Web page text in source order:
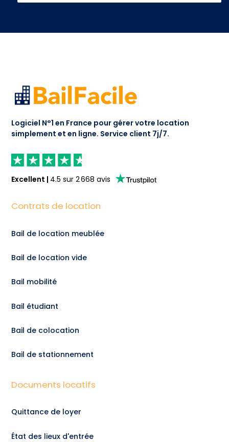
Logiciel N°1 en France pour gérer votre location
simplement et en ligne. Service client 7j/7.
Excellent | 4.5 sur2 668 avis
Contrats de location
Bail de location meublée
Bail de location vide
Bail mobilité
Bail étudiant
Bail de colocation
Bail de stationnement
Documents locatifs
Quittance de loyer
État des lieux d'entrée